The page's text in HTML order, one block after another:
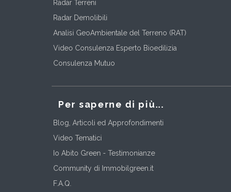
Radar Terreni
Radar Demolibili
Analisi GeoAmbientale del Terreno (RAT)
Video Consulenza Esperto Bioedilizia
Consulenza Mutuo
Per saperne di più...
Blog, Articoli ed Approfondimenti
Video Tematici
Io Abito Green - Testimonianze
Community di Immobilgreen.it
F.A.Q.